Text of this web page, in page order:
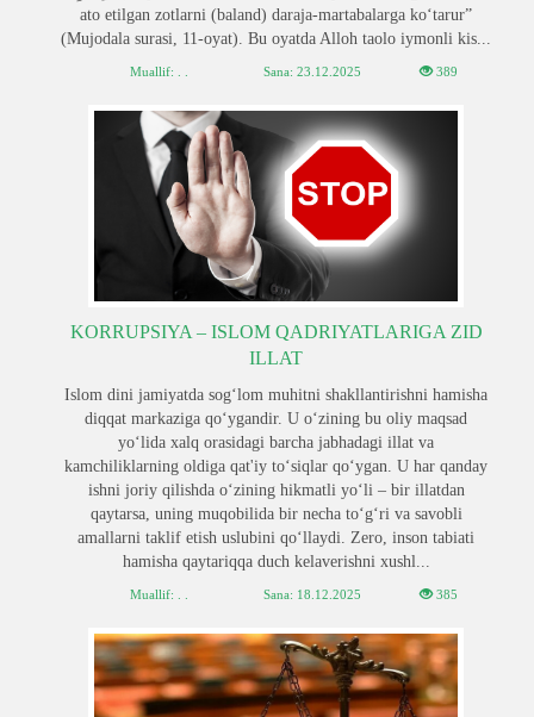
ato etilgan zotlarni (baland) daraja-martabalarga ko‘tarur”
(Mujodala surasi, 11-oyat). Bu oyatda Alloh taolo iymonli kis...
Muallif: . . Sana: 23.12.2025 389
KORRUPSIYA – ISLOM QADRIYATLARIGA ZID
ILLAT
Islom dini jamiyatda sogʻlom muhitni shakllantirishni hamisha
diqqat markaziga qoʻygandir. U oʻzining bu oliy maqsad
yoʻlida xalq orasidagi barcha jabhadagi illat va
kamchiliklarning oldiga qat'iy toʻsiqlar qoʻygan. U har qanday
ishni joriy qilishda oʻzining hikmatli yoʻli – bir illatdan
qaytarsa, uning muqobilida bir necha toʻgʻri va savobli
amallarni taklif etish uslubini qoʻllaydi. Zero, inson tabiati
hamisha qaytariqqa duch kelaverishni xushl...
Muallif: . . Sana: 18.12.2025 385